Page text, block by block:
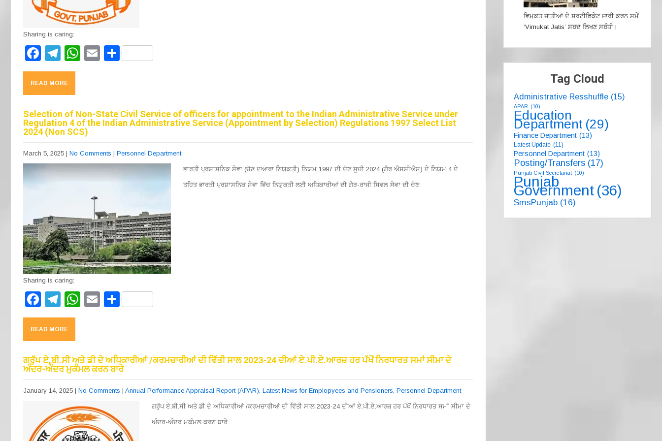
Sharing is caring:
F
a
c
e
b
o
o
k
T
el
e
gr
a
m
W
A
p
p
E S
READ MORE
Selection of Non-State Civil Service of officers for appointment to the Indian Administrative Service under
Regulation 4 of the Indian Administrative Service (Appointment by Selection) Regulations 1997 Select List
2024 (Non SCS)
March 5, 2025 | No Comments | Personnel Department
ਭਾਰਤੀ ਪ੍ਰਸ਼ਾਸਨਿਕ ਸੇਵਾ (ਚੋਣ ਦੁਆਰਾ ਨਿਯੁਕਤੀ) ਨਿਯਮ 1997 ਦੀ ਚੋਣ ਸੂਚੀ 2024 (ਗੈਰ ਐਸਸੀਐਸ) ਦੇ ਨਿਯਮ 4 ਦੇ
ਤਹਿਤ ਭਾਰਤੀ ਪ੍ਰਸ਼ਾਸਨਿਕ ਸੇਵਾ ਵਿੱਚ ਨਿਯੁਕਤੀ ਲਈ ਅਧਿਕਾਰੀਆਂ ਦੀ ਗੈਰ-ਰਾਜੀ ਸਿਵਲ ਸੇਵਾ ਦੀ ਚੋਣ
Sharing is caring:
F
a
c
e
b
o
o
T
el
e
gr
a
m
W
A
p
p
E S
READ MORE
ਗਰੁੱਪ ਏ,ਬੀ.ਸੀ ਅਤੇ ਡੀ ਦੇ ਅਧਿਕਾਰੀਆਂ /ਕਰਮਚਾਰੀਆਂ ਦੀ ਵਿੱਤੀ ਸਾਲ 2023-24 ਦੀਆਂ ਏ.ਪੀ.ਏ.ਆਰਜ਼ ਹਰ ਪੱਖੋਂ ਨਿਰਧਾਰਤ ਸਮਾਂ ਸੀਮਾ ਦੇ
ਅੰਦਰ-ਅੰਦਰ ਮੁਕੰਮਲ ਕਰਨ ਬਾਰੇ
January 14, 2025 | No Comments | Annual Performance Appraisal Report (APAR), Latest News for Emplopyees and Pensioners, Personnel Department
ਗਰੁੱਪ ਏ,ਬੀ.ਸੀ ਅਤੇ ਡੀ ਦੇ ਅਧਿਕਾਰੀਆਂ /ਕਰਮਚਾਰੀਆਂ ਦੀ ਵਿੱਤੀ ਸਾਲ 2023-24 ਦੀਆਂ ਏ.ਪੀ.ਏ.ਆਰਜ਼ ਹਰ ਪੱਖੋਂ ਨਿਰਧਾਰਤ ਸਮਾਂ ਸੀਮਾ ਦੇ
ਅੰਦਰ-ਅੰਦਰ ਮੁਕੰਮਲ ਕਰਨ ਬਾਰੇ
ਵਿਮੁਕਤ ਜਾਤੀਆਂ ਦੇ ਸਰਟੀਫਿਕੇਟ ਜਾਰੀ ਕਰਨ ਸਮੇਂ
‘Vimukat Jatis’ ਸ਼ਬਦ ਲਿਖਣ ਸਬੰਧੀ।
Tag Cloud
Administrative Resshuffle (15)
APAR (10)
Education
Department (29)
Finance Department (13)
Latest Update (11)
Personnel Department (13)
Posting/Transfers (17)
Punjab Civil Secretariat (10)
Punjab
Government (36)
SmsPunjab (16)